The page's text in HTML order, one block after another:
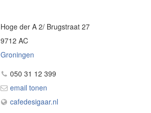
Hoge der A 2/ Brugstraat 27
9712 AC
Groningen
050 31 12 399
email tonen
cafedesigaar.nl